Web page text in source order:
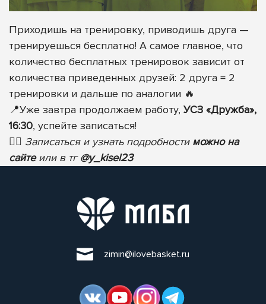
Приходишь на тренировку, приводишь друга —
тренируешься бесплатно! А самое главное, что
количество бесплатных тренировок зависит от
количества приведенных друзей: 2 друга = 2
тренировки и дальше по аналогии 🔥
📍Уже завтра продолжаем работу, УСЗ «Дружба»,
16:30, успейте записаться!
✍🏻 Записаться и узнать подробности можно на
сайте или в тг@y_kisel23
zimin@ilovebasket.ru